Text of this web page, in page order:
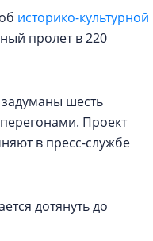
историко-культурной
пролет в 220
шесть
Проект
в пресс-службе
дотянуть до